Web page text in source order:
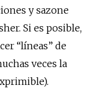
y sazone
Si es posible,
“líneas” de
veces la